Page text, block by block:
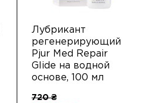
Лубрикант
регенерирующий
Pjur Med Repair
Glide на водной
основе, 100 мл